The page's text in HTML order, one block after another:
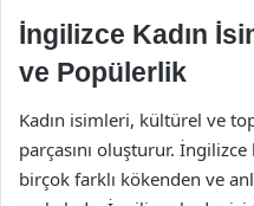
İngilizce Kadın
ve Popülerlik
Kadın isimleri, kültürel ve
parçasını oluşturur.
birçok farklı kökenden ve